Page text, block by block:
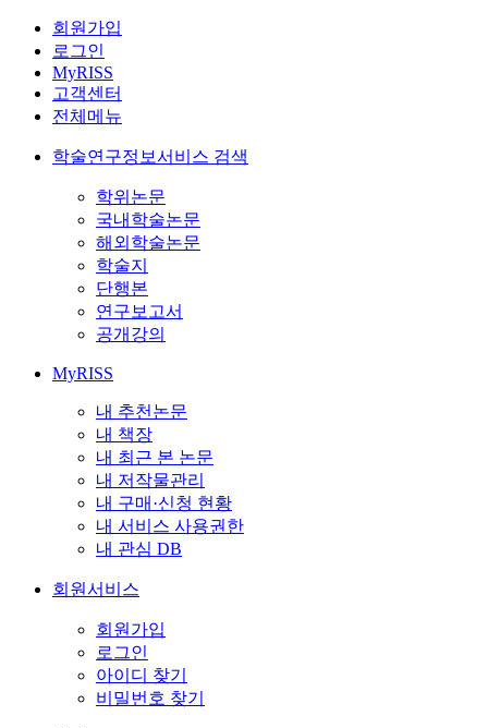
회원가입
로그인
MyRISS
고객센터
전체메뉴
학술연구정보서비스 검색
학위논문
국내학술논문
해외학술논문
학술지
단행본
연구보고서
공개강의
MyRISS
내 추천논문
내 책장
내 최근 본 논문
내 저작물관리
내 구매·신청 현황
내 서비스 사용권한
내 관심 DB
회원서비스
회원가입
로그인
아이디 찾기
비밀번호 찾기